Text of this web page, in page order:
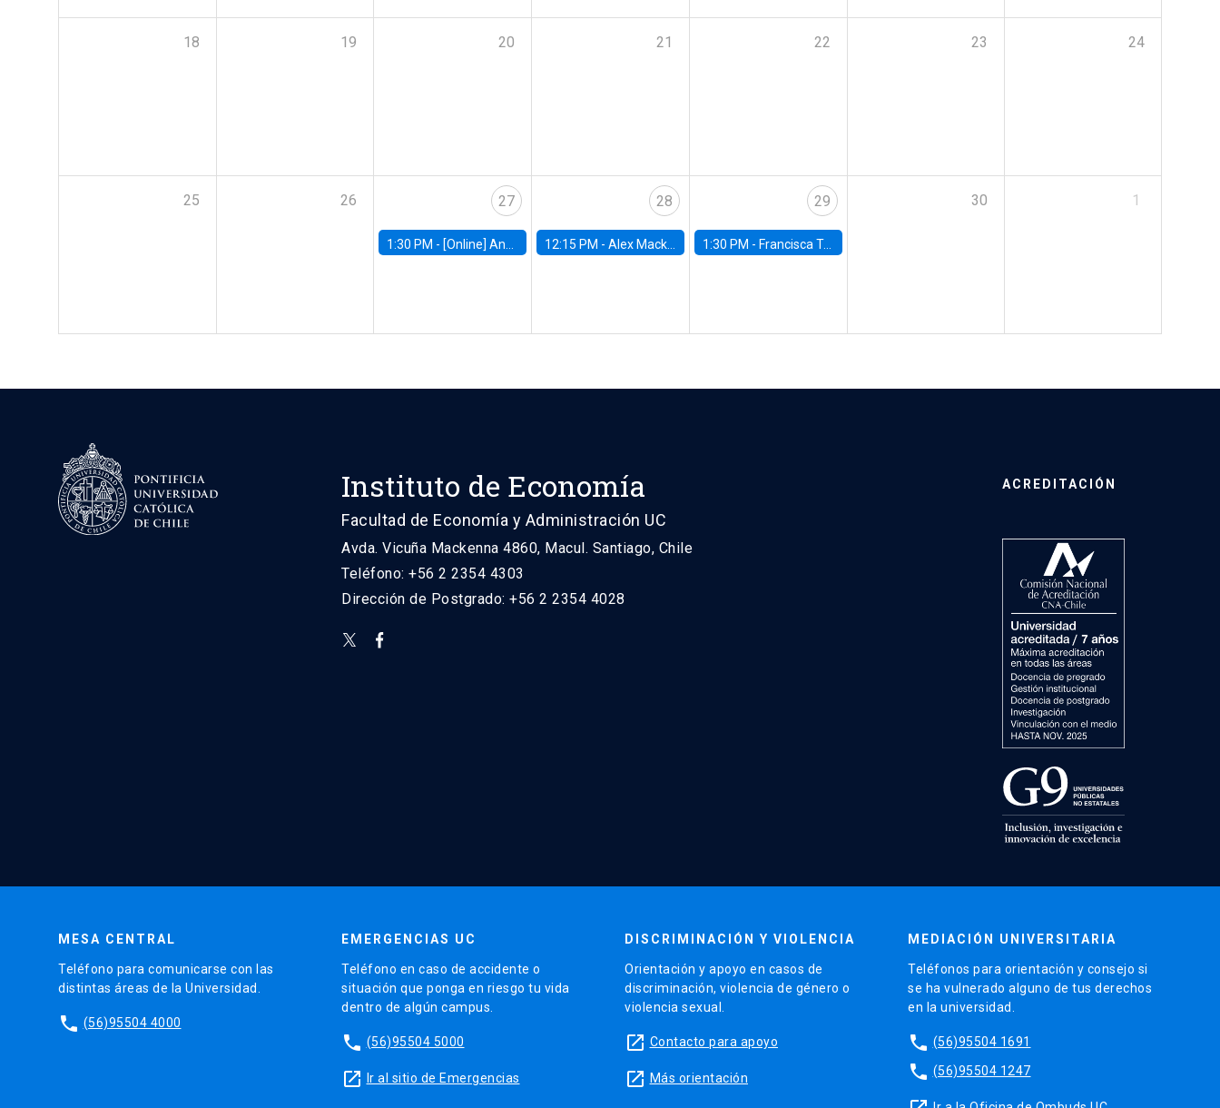
18 19 20 21 22 23 24
25 26 27
1:30 PM - [Online] Ana Tur Prats, UC Merced
28
12:15 PM -Alex Mackay, Harvard Business School
29
1:30 PM - Francisca Torrealba, estudiante de Doctorado en Economía UC
30 1
Instituto de Economía
Facultad de Economía y Administración UC
Avda. Vicuña Mackenna 4860, Macul. Santiago, Chile
Teléfono: +56 2 2354 4303
Dirección de Postgrado: +56 2 2354 4028
ACREDITACIÓN
MESA CENTRAL
Teléfono para comunicarse con las
distintas áreas de la Universidad.
phone (56)95504 4000
EMERGENCIAS UC
Teléfono en caso de accidente o
situación que ponga en riesgo tu vida
dentro de algún campus.
phone (56)95504 5000
launch Ir al sitio de Emergencias
DISCRIMINACIÓN Y VIOLENCIA
Orientación y apoyo en casos de
discriminación, violencia de género o
violencia sexual.
launch Contacto para apoyo
launch Más orientación
MEDIACIÓN UNIVERSITARIA
Teléfonos para orientación y consejo si
se ha vulnerado alguno de tus derechos
en la universidad.
phone (56)95504 1691
phone (56)95504 1247